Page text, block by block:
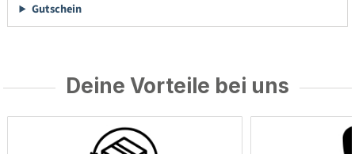
Gutschein
Deine Vorteile bei uns